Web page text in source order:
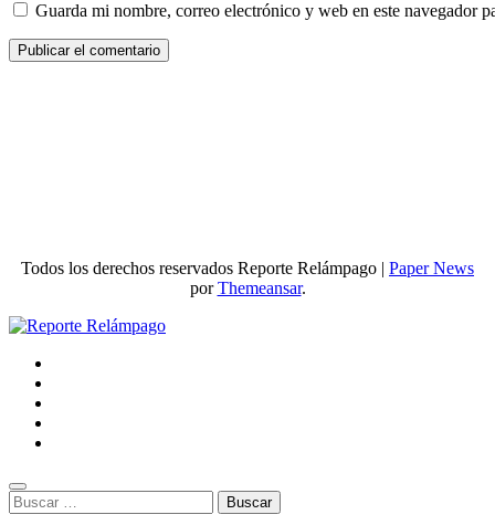
Guarda mi nombre, correo electrónico y web en este navegador
Todos los derechos reservados Reporte Relámpago | Paper News
porThemeansar.
Buscar: